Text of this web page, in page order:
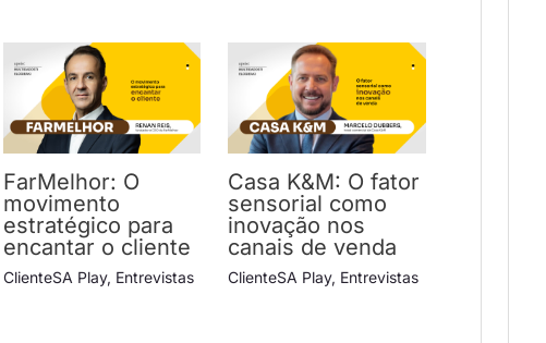
FarMelhor: O
movimento
estratégico para
encantar o cliente
ClienteSA Play, Entrevistas
Casa K&M: O fator
sensorial como
inovação nos
canais de venda
ClienteSA Play, Entrevistas